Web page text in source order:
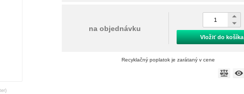
na objednávku
Vložiť do košíka
Recyklačný poplatok je zarátaný v cene